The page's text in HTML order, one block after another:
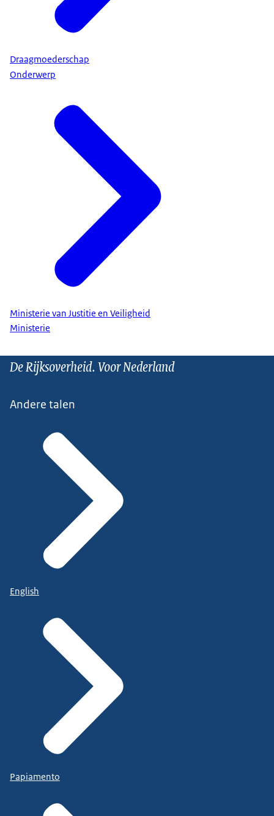
Draagmoederschap
Onderwerp
Ministerie van Justitie en Veiligheid
Ministerie
De Rijksoverheid. Voor Nederland
Andere talen
English
Papiamento